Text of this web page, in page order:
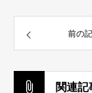
前の
関連記